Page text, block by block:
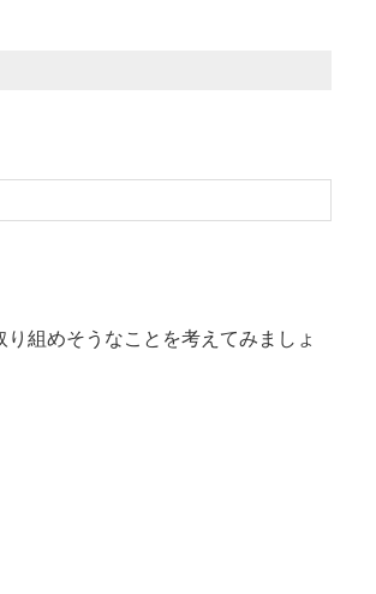
組めそうなことを考えてみましょ